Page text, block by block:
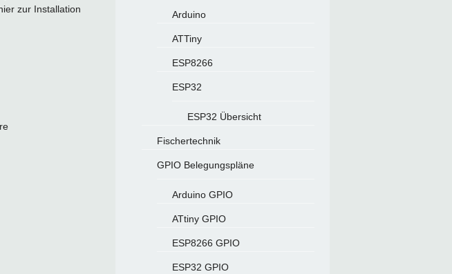
zur Installation
Arduino
ATTiny
ESP8266
ESP32
ESP32 Übersicht
Fischertechnik
GPIO Belegungspläne
Arduino GPIO
ATtiny GPIO
ESP8266 GPIO
ESP32 GPIO